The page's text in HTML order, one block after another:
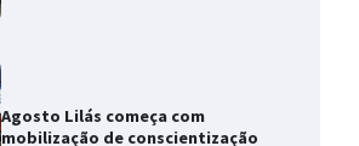
Agosto Lilás começa com
mobilização de conscientização